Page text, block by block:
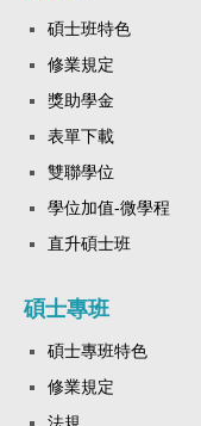
碩士班特色
修業規定
獎助學金
表單下載
雙聯學位
學位加值-微學程
直升碩士班
碩士專班
碩士專班特色
修業規定
法規